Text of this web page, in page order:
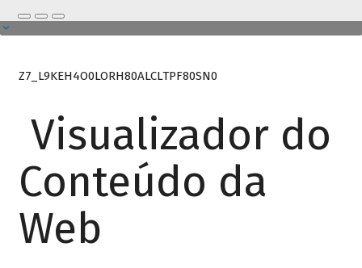
Z7_L9KEH4O0LORH80ALCLTPF80SN0
Visualizador do
Conteúdo da
Web